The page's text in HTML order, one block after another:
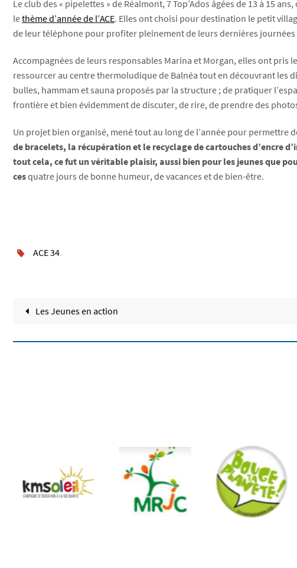
Le club des « pipelettes » de Réalmont, 7 Top’Ados âgées de 13 à 15
lethème d’année de l’ACE. Elles ont choisi pour destination le petit
de leur téléphone pour profiter pleinement de leurs dernières journées
Accompagnées de leurs responsables Marina et Morgan, elles ont pris
ressourcer au centre thermoludique de Balnéa tout en découvrant les
bulles, hammam et sauna proposés par la structure ; de pratiquer
frontière et bien évidemment de discuter, de rire, de prendre des
Un projet bien organisé, mené tout au long de l’année pour permettre
de bracelets, la récupération et le recyclage de cartouches d’encre
tout cela, ce fut un véritable plaisir, aussi bien pour les jeunes que
cesquatre jours de bonne humeur, de vacances et de bien-être.
ACE 34.
Les Jeunes en action